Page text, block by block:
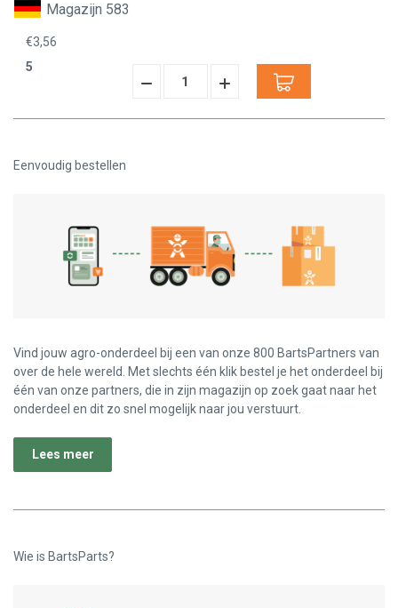
Magazijn 583
€3,56
5
Hoeveelheid
Verminderen:
Hoeveelheid
verhogen:
Eenvoudig bestellen
Vind jouw agro-onderdeel bij een van onze 800 BartsPartners van
over de hele wereld. Met slechts één klik bestel je het onderdeel bij
één van onze partners, die in zijn magazijn op zoek gaat naar het
onderdeel en dit zo snel mogelijk naar jou verstuurt.
Lees meer
Wie is BartsParts?